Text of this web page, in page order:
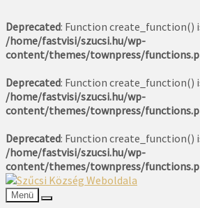
Deprecated: Function create_function()
/home/fastvisi/szucsi.hu/wp-
content/themes/townpress/
Deprecated: Function create_function()
/home/fastvisi/szucsi.hu/wp-
content/themes/townpress/
Deprecated: Function create_function()
/home/fastvisi/szucsi.hu/wp-
content/themes/townpress/
Menü